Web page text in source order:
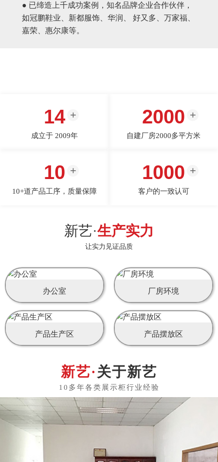
● 已缔造上千成功案例，知名品牌企业合作伙伴，
如冠鹏鞋业、新都服饰、华润、 好又多、万家福、
嘉荣、惠尔康等。
14
成立于 2009年
2000
自建厂房2000多平方米
10
10+道产品工序，质量保障
1000
客户的一致认可
新艺·生产实力
让实力见证品质
办公室 厂房环境
产品生产区 产品摆放区
关于新艺